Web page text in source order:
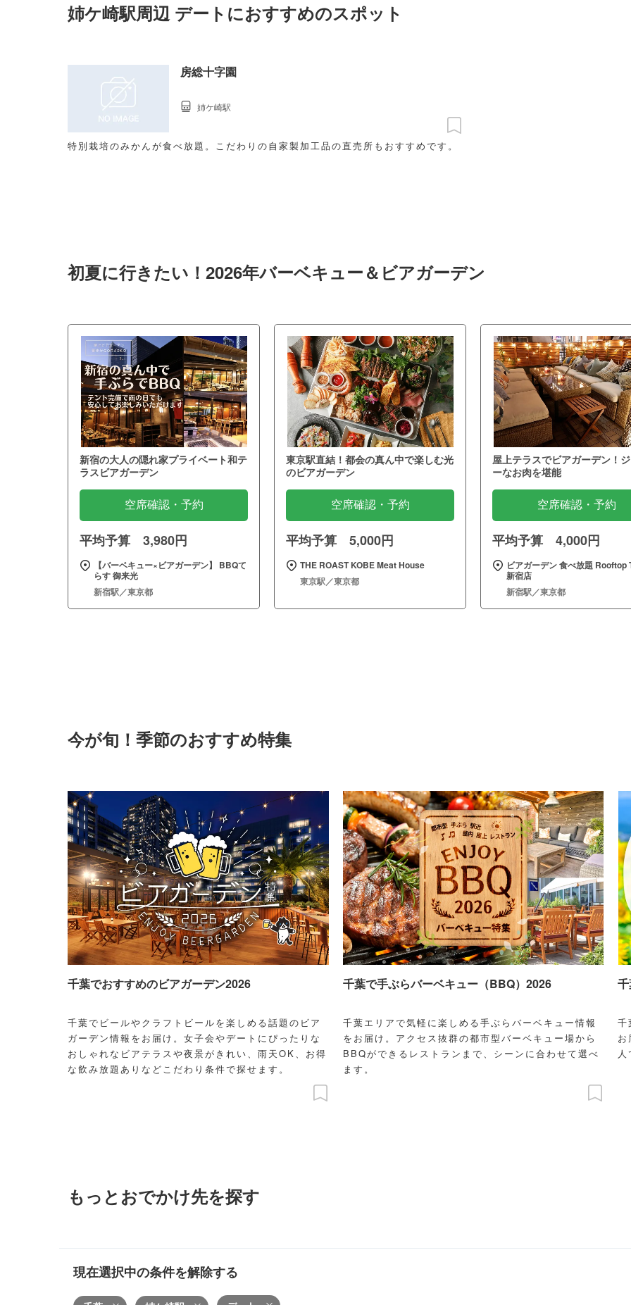
姉ケ崎駅周辺 デートにおすすめのスポット
房総十字園
特別栽培のみかんが食べ放題。こだわりの自家製加工品の直売所もおすすめです。
姉ケ崎駅
初夏に行きたい！2026年バーベキュー＆ビアガーデン
新宿の大人の隠れ家プライベート和テ
ラスビアガーデン
空席確認・予約
平均予算 3,980円
【バーベキュー×ビアガーデン】 BBQて
らす 御来光
新宿駅／東京都
東京駅直結！都会の真ん中で楽しむ光
のビアガーデン
空席確認・予約
平均予算 5,000円
THE ROAST KOBE Meat House
東京駅／東京都
屋上テラスでビアガーデン！
ーなお肉を堪能
空席確認・予約
平均予算 4,000円
ビアガーデン 食べ放題 Rooftop
新宿店
新宿駅／東京都
今が旬！季節のおすすめ特集
千葉でおすすめのビアガーデン2026
千葉でビールやクラフトビールを楽しめる話題のビア
ガーデン情報をお届け。女子会やデートにぴったりな
おしゃれなビアテラスや夜景がきれい、雨天OK、お得
な飲み放題ありなどこだわり条件で探せます。
千葉で手ぶらバーベキュー（BBQ）2026
千葉エリアで気軽に楽しめる手ぶらバーベキュー情報
をお届け。アクセス抜群の都市型バーベキュー場から
BBQができるレストランまで、シーンに合わせて選べ
ます。
千
もっとおでかけ先を探す
現在選択中の条件を解除する